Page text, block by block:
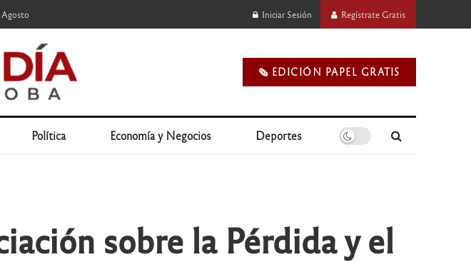
Agosto Iniciar Sesión Regístrate Gratis
🗞️ EDICIÓN PAPEL GRATIS
Política Economía y Negocios Deportes
sobre la Pérdida y el